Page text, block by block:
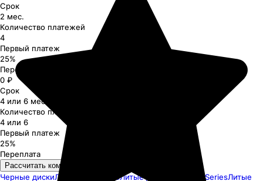
Срок
2 мес.
Количество платежей
4
Первый платеж
25%
Переплата
0 ₽
Срок
4 или 6 мес.
Количество платежей
4 или 6
Первый платеж
25%
Переплата
Рассчитать комиссию
Черные дискиЛитые диски R20Литые диски Premium SeriesЛитые